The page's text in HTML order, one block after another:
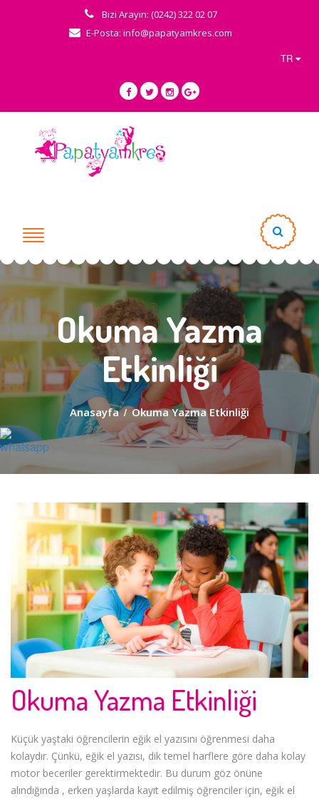
Bizi Arayın: (0242) 322 02 07
E-Posta: info@papatyamkres.com
TR
Okuma Yazma
Etkinliği
Anasayfa/ Okuma Yazma Etkinliği
Okuma Yazma Etkinliği
Küçük yaştaki öğrencilerin eğik el yazısını öğrenmesi daha
kolaydır. Çünkü, eğik el yazısı, dik temel harflere göre daha kolay
motor beceriler gerektirmektedir. Bu durum göz önüne
alındığında , erken yaşlarda kayıt edilmiş öğrenciler için, eğik el